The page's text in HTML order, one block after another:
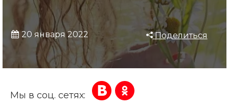
20 января 2022 Поделиться
Мы в соц. сетях: